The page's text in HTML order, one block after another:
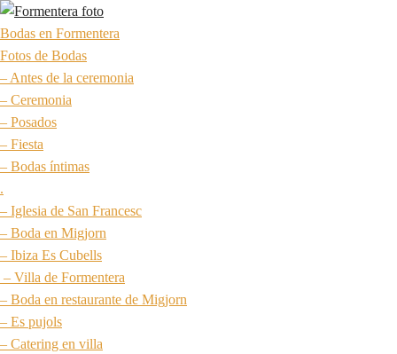
Bodas en Formentera
Fotos de Bodas
– Antes de la ceremonia
– Ceremonia
– Posados
– Fiesta
– Bodas íntimas
.
– Iglesia de San Francesc
– Boda en Migjorn
– Ibiza Es Cubells
– Villa de Formentera
– Boda en restaurante de Migjorn
– Es pujols
– Catering en villa